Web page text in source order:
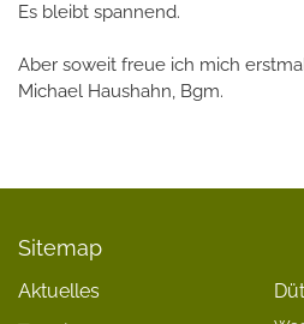
Es bleibt spannend.
Aber soweit freue ich mich
Michael Haushahn, Bgm.
Sitemap
Aktuelles